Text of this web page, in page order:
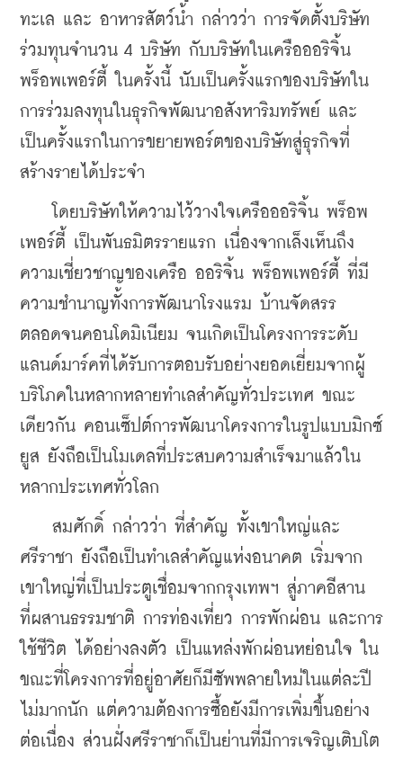
ทะเล และ อาหารสัตว์น้ำ กล่าวว่า การจัดตั้งบริษัท
ร่วมทุนจำนวน 4 บริษัท กับบริษัทในเครือออริจิ้น
พร็อพเพอร์ตี้ ในครั้งนี้ นับเป็นครั้งแรกของบริษัทใน
การร่วมลงทุนในธุรกิจพัฒนาอสังหาริมทรัพย์ และ
เป็นครั้งแรกในการขยายพอร์ตของบริษัทสู่ธุรกิจที่
สร้างรายได้ประจำ
โดยบริษัทให้ความไว้วางใจเครือออริจิ้น พร็อพ
เพอร์ตี้ เป็นพันธมิตรรายแรก เนื่องจากเล็งเห็นถึง
ความเชี่ยวชาญของเครือ ออริจิ้น พร็อพเพอร์ตี้ ที่มี
ความชำนาญทั้งการพัฒนาโรงแรม บ้านจัดสรร
ตลอดจนคอนโดมิเนียม จนเกิดเป็นโครงการระดับ
แลนด์มาร์คที่ได้รับการตอบรับอย่างยอดเยี่ยมจากผู้
บริโภคในหลากหลายทำเลสำคัญทั่วประเทศ ขณะ
เดียวกัน คอนเซ็ปต์การพัฒนาโครงการในรูปแบบมิกซ์
ยูส ยังถือเป็นโมเดลที่ประสบความสำเร็จมาแล้วใน
หลากประเทศทั่วโลก
สมศักดิ์ กล่าวว่า ที่สำคัญ ทั้งเขาใหญ่และ
ศรีราชา ยังถือเป็นทำเลสำคัญแห่งอนาคต เริ่มจาก
เขาใหญ่ที่เป็นประตูเชื่อมจากกรุงเทพฯ สู่ภาคอีสาน
ที่ผสานธรรมชาติ การท่องเที่ยว การพักผ่อน และการ
ใช้ชีวิต ได้อย่างลงตัว เป็นแหล่งพักผ่อนหย่อนใจ ใน
ขณะที่โครงการที่อยู่อาศัยก็มีซัพพลายใหม่ในแต่ละปี
ไม่มากนัก แต่ความต้องการซื้อยังมีการเพิ่มขึ้นอย่าง
ต่อเนื่อง ส่วนฝั่งศรีราชาก็เป็นย่านที่มีการเจริญเติบโต